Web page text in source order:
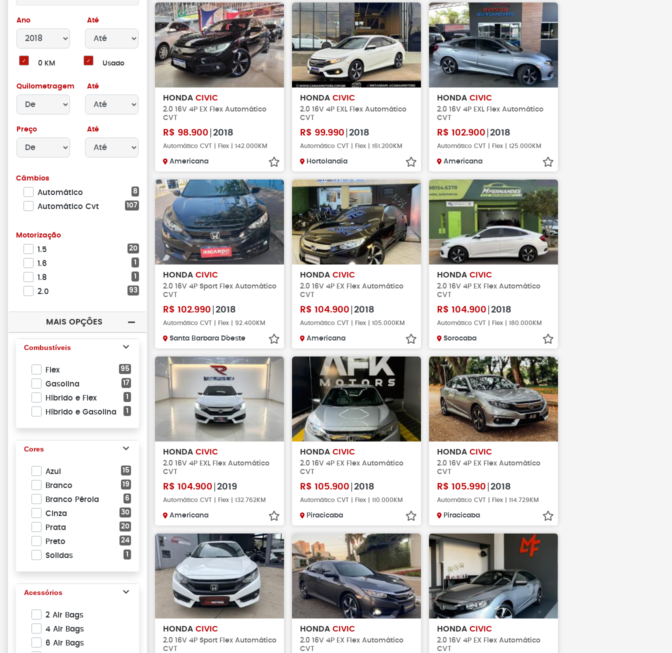
Ano Até
0 KM Usado
Quilometragem Até
Preço Até
Câmbios
8
Automático
107
Automático Cvt
Motorização
20
1.5
1
1.6
1
1.8
93
2.0
MAIS OPÇÕES
Combustíveis
95
Flex
17
Gasolina
1
Híbrido e Flex
1
Híbrido e Gasolina
Cores
15
Azul
19
Branco
6
Branco Pérola
30
Cinza
20
Prata
24
Preto
1
Solidas
Acessórios
2 Air Bags
4 Air Bags
6 Air Bags
HONDA CIVIC
2.0 16V 4P EX Flex Automático
CVT
R$ 98.900 2018
Automático CVT | Flex | 142.000KM
Americana
HONDA CIVIC
2.0 16V 4P EXL Flex Automático
CVT
R$ 99.990 2018
Automático CVT | Flex | 161.200KM
Hortolandia
HONDA CIVIC
2.0 16V 4P EXL Flex Automático
CVT
R$ 102.900 2018
Automático CVT | Flex | 125.000KM
Americana
HONDA CIVIC
2.0 16V 4P Sport Flex Automático
CVT
R$ 102.990 2018
Automático CVT | Flex | 92.400KM
Santa Barbara D´oeste
HONDA CIVIC
2.0 16V 4P EX Flex Automático
CVT
R$ 104.900 2018
Automático CVT | Flex | 105.000KM
Americana
HONDA CIVIC
2.0 16V 4P EX Flex Automático
CVT
R$ 104.900 2018
Automático CVT | Flex | 180.000KM
Sorocaba
HONDA CIVIC
2.0 16V 4P EXL Flex Automático
CVT
R$ 104.900 2019
Automático CVT | Flex | 132.762KM
Americana
HONDA CIVIC
2.0 16V 4P EX Flex Automático
CVT
R$ 105.900 2018
Automático CVT | Flex | 110.000KM
Piracicaba
HONDA CIVIC
2.0 16V 4P EX Flex Automático
CVT
R$ 105.990 2018
Automático CVT | Flex | 114.729KM
Piracicaba
HONDA CIVIC
2.0 16V 4P Sport Flex Automático
CVT
HONDA CIVIC
2.0 16V 4P EX Flex Automático
CVT
HONDA CIVIC
2.0 16V 4P EX Flex Automático
CVT